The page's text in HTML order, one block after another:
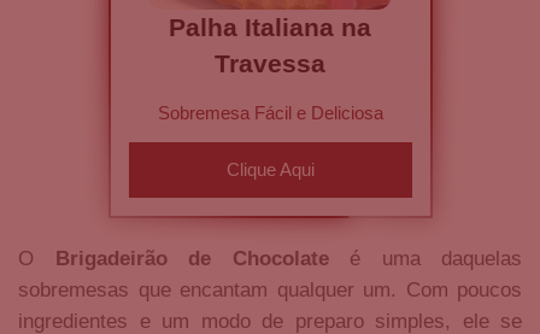
Palha Italiana na
Travessa
Sobremesa Fácil e Deliciosa
Clique Aqui
O Brigadeirão de Chocolateé uma daquelas
sobremesas que encantam qualquer um. Com poucos
ingredientes e um modo de preparo simples, ele se